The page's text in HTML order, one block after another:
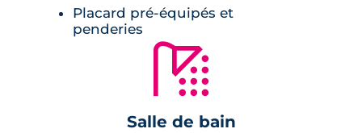
logement.
Prestations du bien neuf
Placard pré-équipés et
penderies
🚿
Salle de bain